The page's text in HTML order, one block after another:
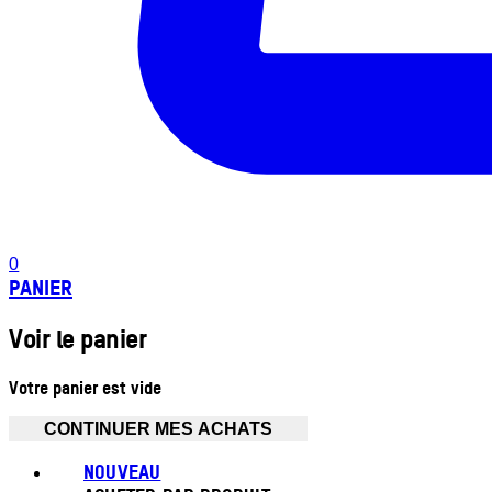
0
PANIER
Voir le panier
Votre panier est vide
CONTINUER MES ACHATS
NOUVEAU